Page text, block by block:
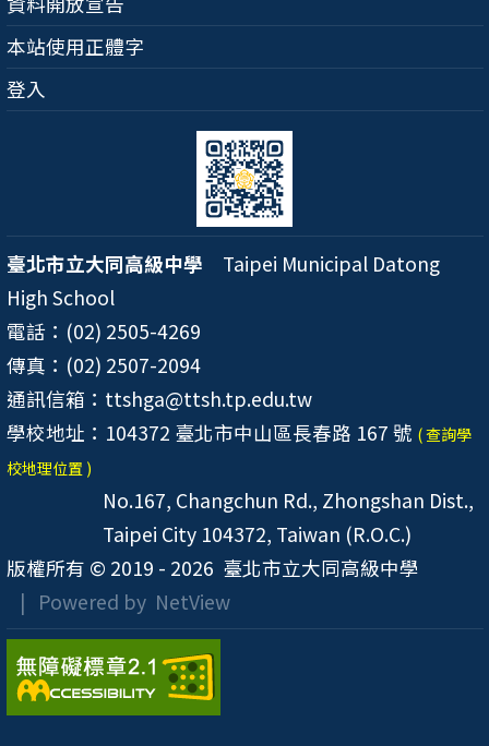
本站使用正體字
登入
臺北市立大同高級中學 Taipei Municipal Datong
High School
電話：(02) 2505-4269
傳真：(02) 2507-2094
通訊信箱：ttshga@ttsh.tp.edu.tw
學校地址：104372 臺北市中山區長春路 167 號 ( 查詢學
校地理位置 )
No.167, Changchun Rd., Zhongshan Dist.,
Taipei City 104372, Taiwan (R.O.C.)
版權所有 © 2019 - 2026 臺北市立大同高級中學
| Powered by NetView